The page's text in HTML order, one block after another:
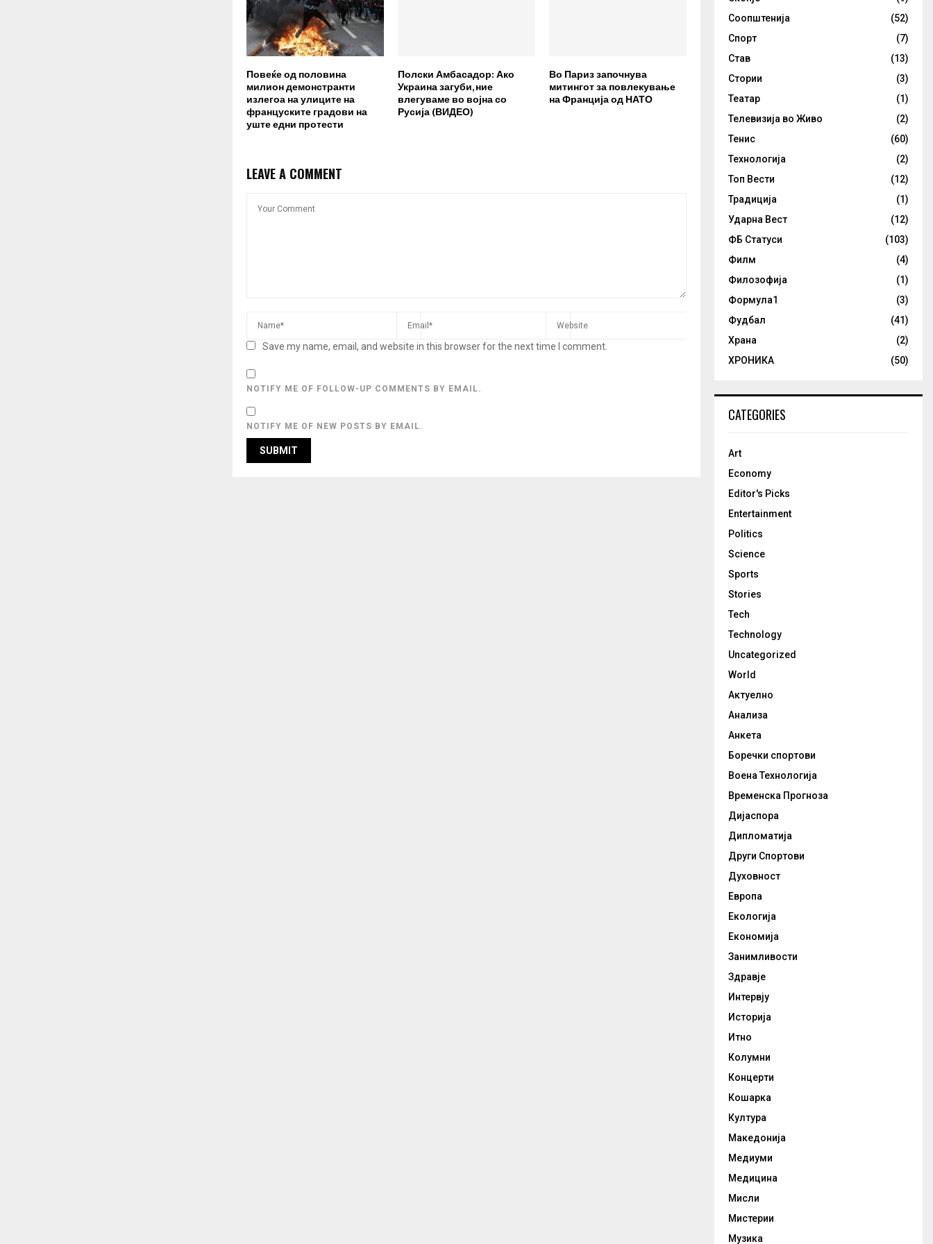
Повеќе од половина
милион демонстранти
излегоа на улиците на
француските градови на
уште едни протести
Полски Амбасадор: Ако
Украина загуби, ние
влегуваме во војна со
Русија (ВИДЕО)
Во Париз започнува
митингот за повлекување
на Франција од НАТО
LEAVE A COMMENT
Save my name, email, and website in this browser for the next time I comment.
NOTIFY ME OF FOLLOW-UP COMMENTS BY EMAIL.
NOTIFY ME OF NEW POSTS BY EMAIL.
Соопштенија
(52)
Спорт
(7)
Став
(13)
Стории
(3)
Театар
(1)
Телевизија во Живо
(2)
Тенис
(60)
Технологија
(2)
Топ Вести
(12)
Традиција
(1)
Ударна Вест
(12)
ФБ Статуси
(103)
Филм
(4)
Филозофија
(1)
Формула1
(3)
Фудбал
(41)
Храна
(2)
ХРОНИКА
(50)
CATEGORIES
Art
Economy
Editor's Picks
Entertainment
Politics
Science
Sports
Stories
Tech
Technology
Uncategorized
World
Актуелно
Анализа
Анкета
Боречки спортови
Воена Технологија
Временска Прогноза
Дијаспора
Дипломатија
Други Спортови
Духовност
Европа
Екологија
Економија
Занимливости
Здравје
Интервју
Историја
Итно
Колумни
Концерти
Кошарка
Култура
Македонија
Медиуми
Медицина
Мисли
Мистерии
Музика